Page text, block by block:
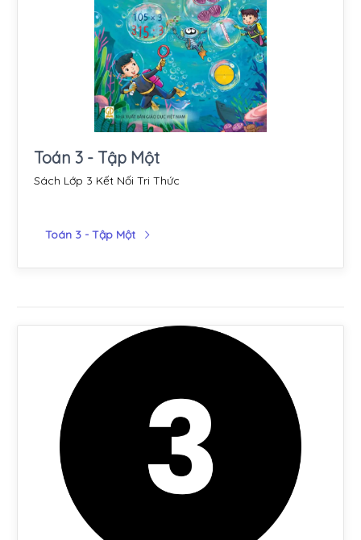
Toán 3 - Tập Một
Sách Lớp 3 Kết Nối Tri Thức
Toán 3 - Tập Một